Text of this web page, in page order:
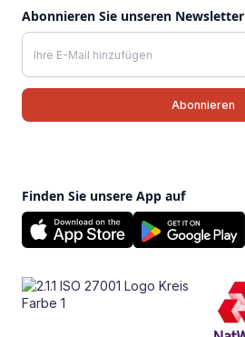
Abonnieren Sie unseren Newsletter
Finden Sie unsere App auf